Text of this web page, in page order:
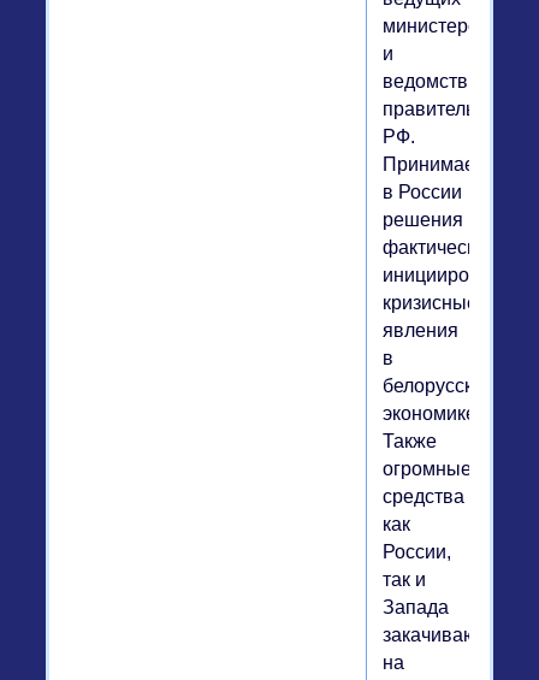
министерств
и
ведомств
правительства
РФ.
Принимаемые
в России
решения
фактически
инициировали
кризисные
явления
в
белорусской
экономике.
Также
огромные
средства
как
России,
так и
Запада
закачиваются
на